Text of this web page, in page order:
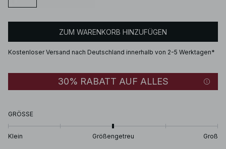
ZUM WARENKORB HINZUFÜGEN
Kostenloser Versand nach Deutschland innerhalb von 2-5 Werktagen*
30% RABATT AUF ALLES
GRÖSSE
Klein Größengetreu Groß